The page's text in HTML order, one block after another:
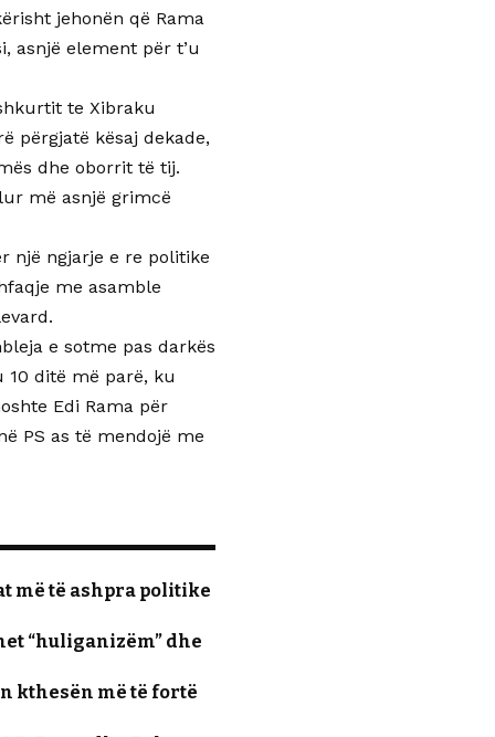
jehonën që Rama
asnjë element për t’u
te Xibraku
përgjatë kësaj dekade,
dhe oborrit të tij.
më asnjë grimcë
një ngjarje e re politike
me asamble
e sotme pas darkës
10 ditë më parë, ku
Edi Rama për
PS as të mendojë me
më të ashpra politike
“huliganizëm” dhe
kthesën më të fortë